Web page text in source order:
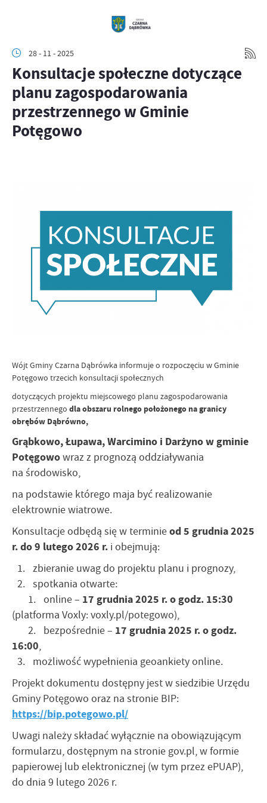
28 - 11 - 2025
Konsultacje społeczne dotyczące
planu zagospodarowania
przestrzennego w Gminie
Potęgowo
Wójt Gminy Czarna Dąbrówka informuje o rozpoczęciu w Gminie
Potęgowo trzecich konsultacji społecznych
dotyczących projektu miejscowego planu zagospodarowania
przestrzennego dla obszaru rolnego położonego na granicy
obrębów Dąbrówno,
Grąbkowo, Łupawa, Warcimino i Darżyno w gminie
Potęgowowraz z prognozą oddziaływania
na środowisko,
na podstawie którego maja być realizowanie
elektrownie wiatrowe.
Konsultacje odbędą się w terminieod 5 grudnia 2025
r. do 9 lutego 2026 r. i obejmują:
1. zbieranie uwag do projektu planu i prognozy,
2. spotkania otwarte:
1. online – 17 grudnia 2025 r. o godz. 15:30
(platforma Voxly: voxly.pl/potegowo),
2.
bezpośrednie – 17 grudnia 2025 r. o godz.
16:00,
3.
możliwość wypełnienia geoankiety online.
Projekt dokumentu dostępny jest w siedzibie Urzędu
Gminy Potęgowo oraz na stronie BIP:
https://bip.potegowo.pl/
Uwagi należy składać wyłącznie na obowiązującym
formularzu, dostępnym na stronie gov.pl, w formie
papierowej lub elektronicznej (w tym przez ePUAP),
do dnia 9 lutego 2026 r.